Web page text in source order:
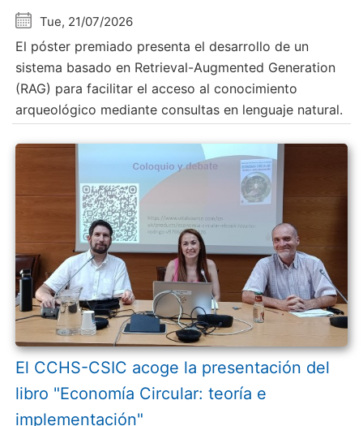
Tue, 21/07/2026
El póster premiado presenta el desarrollo de un
sistema basado en Retrieval-Augmented Generation
(RAG) para facilitar el acceso al conocimiento
arqueológico mediante consultas en lenguaje natural.
El CCHS-CSIC acoge la presentación del
libro "Economía Circular: teoría e
implementación"